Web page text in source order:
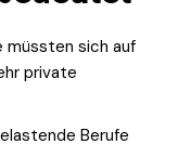
müssten sich auf
private
Berufe